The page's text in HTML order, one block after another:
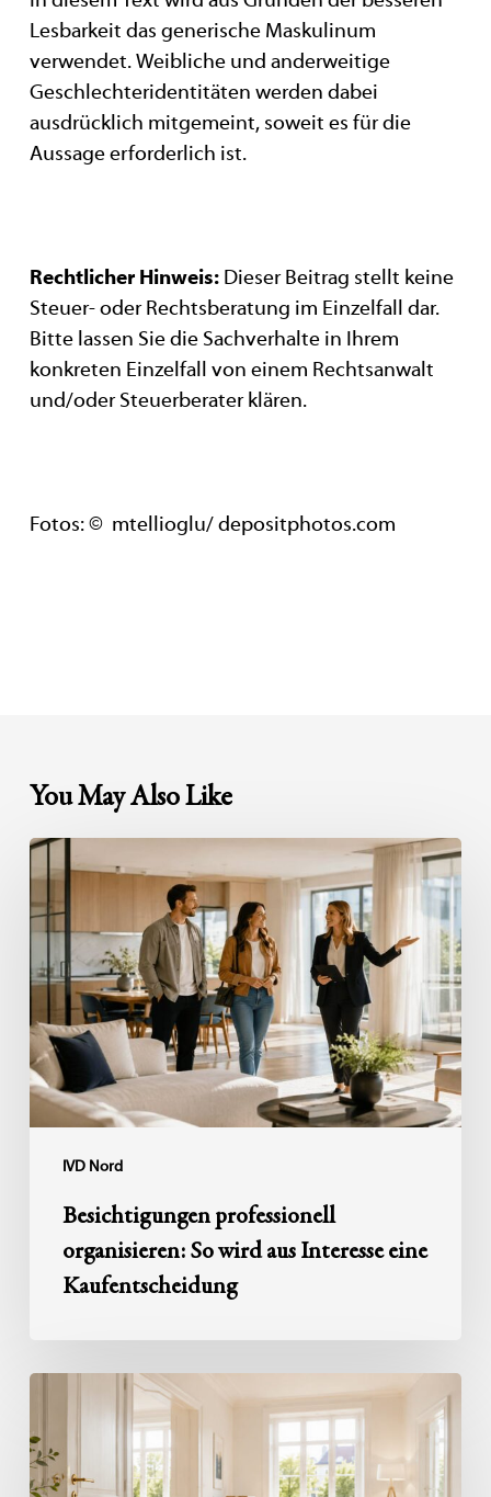
Lesbarkeit das generische Maskulinum
verwendet. Weibliche und anderweitige
Geschlechteridentitäten werden dabei
ausdrücklich mitgemeint, soweit es für die
Aussage erforderlich ist.
Rechtlicher Hinweis:Dieser Beitrag stellt keine
Steuer- oder Rechtsberatung im Einzelfall dar.
Bitte lassen Sie die Sachverhalte in Ihrem
konkreten Einzelfall von einem Rechtsanwalt
und/oder Steuerberater klären.
Fotos: © mtellioglu/ depositphotos.com
You May Also Like
IVD Nord
Besichtigungen
professionell
organisieren:
wird
aus
Interesse
eine
Kaufentscheidung
Besichtigungen professionell
organisieren: So wird aus Interesse eine
Kaufentscheidung
Haushaltsauflösung
einem
Erbfall: